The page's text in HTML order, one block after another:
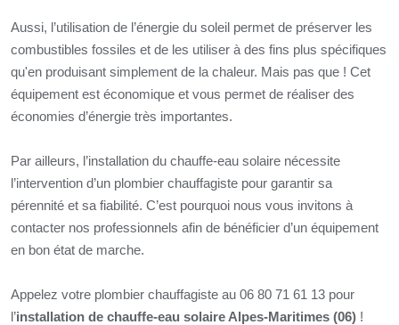
Aussi, l’utilisation de l’énergie du soleil permet de préserver les
combustibles fossiles et de les utiliser à des fins plus spécifiques
qu'en produisant simplement de la chaleur. Mais pas que ! Cet
équipement est économique et vous permet de réaliser des
économies d’énergie très importantes.
Par ailleurs, l’installation du chauffe-eau solaire nécessite
l’intervention d’un plombier chauffagiste pour garantir sa
pérennité et sa fiabilité. C’est pourquoi nous vous invitons à
contacter nos professionnels afin de bénéficier d’un équipement
en bon état de marche.
Appelez votre plombier chauffagiste au 06 80 71 61 13 pour
l’installation de chauffe-eau solaire Alpes-Maritimes (06) !